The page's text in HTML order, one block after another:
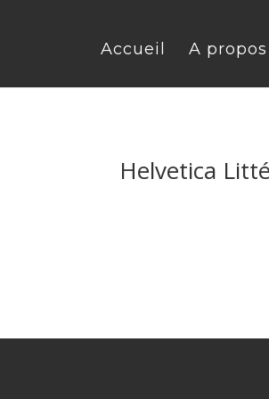
Accueil A propos
Helvetica